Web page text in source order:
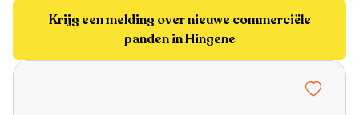
Krijg een melding over nieuwe commerciële
panden in Hingene